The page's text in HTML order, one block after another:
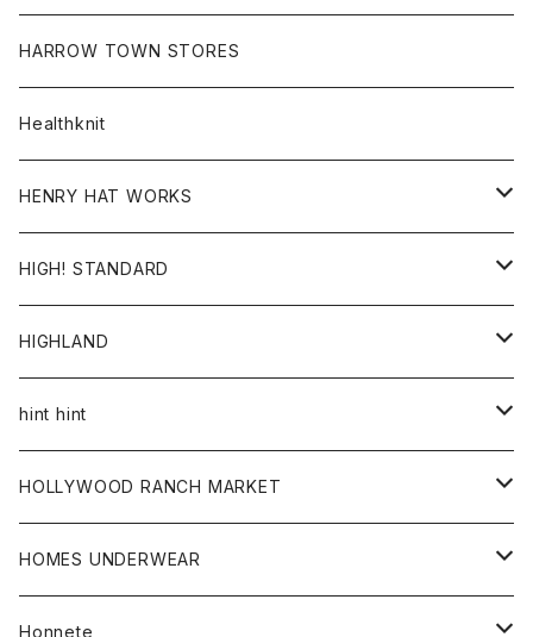
スウェット
カーディガン
コート
ボトム
パンツ
ロンTEE
HARROW TOWN STORES
Healthknit
HENRY HAT WORKS
帽子
HIGH! STANDARD
アウター
ジャケット
トップス
シャツ
カーディガン
ボトム
グッズ
帽子
HIGHLAND
帽子
hint hint
ストール
HOLLYWOOD RANCH MARKET
アウター
カーディガン
アクセサリー
HOMES UNDERWEAR
アウター
Honnete